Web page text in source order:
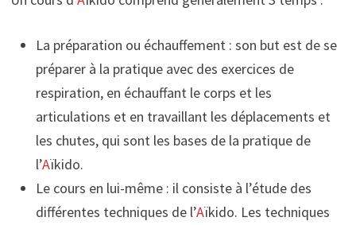
La préparation ou échauffement : son but est de se
préparer à la pratique avec des exercices de
respiration, en échauffant le corps et les
articulations et en travaillant les déplacements et
les chutes, qui sont les bases de la pratique de
l’Aïkido.
Le cours en lui-même : il consiste à l’étude des
différentes techniques de l’Aïkido. Les techniques